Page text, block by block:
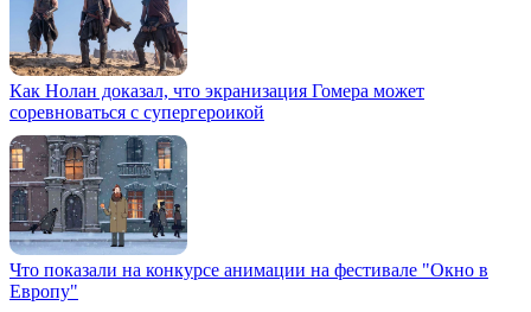
Как Нолан доказал, что экранизация Гомера может
соревноваться с супергероикой
Что показали на конкурсе анимации на фестивале "Окно в
Европу"